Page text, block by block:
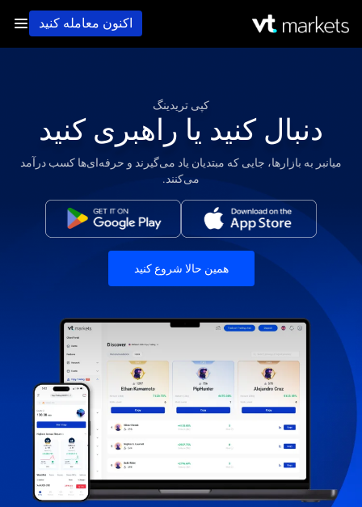
اکنون معامله کنید
کپی تریدینگ
دنبال کنید یا راهبری کنید
میانبر به بازارها، جایی که مبتدیان یاد می‌گیرند و حرفه‌ای‌ها کسب درآمد
می‌کنند.
همین حالا شروع کنید